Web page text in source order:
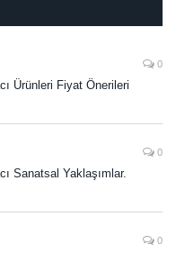
0
Ürünleri Fiyat Önerileri
0
Sanatsal Yaklaşımlar.
0